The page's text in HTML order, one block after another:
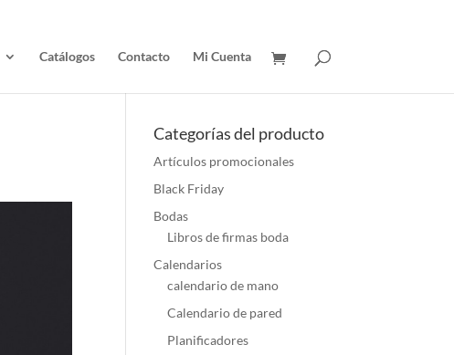
Catálogos Contacto Mi Cuenta
Categorías del producto
Artículos promocionales
Black Friday
Bodas
Libros de firmas boda
Calendarios
calendario de mano
Calendario de pared
Planificadores